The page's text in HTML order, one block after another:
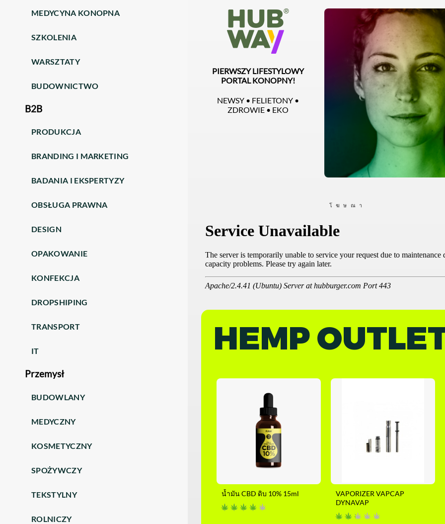
MEDYCYNA KONOPNA
SZKOLENIA
WARSZTATY
BUDOWNICTWO
B2B
PRODUKCJA
BRANDING I MARKETING
BADANIA I EKSPERTYZY
OBSŁUGA PRAWNA
DESIGN
OPAKOWANIE
KONFEKCJA
DROPSHIPING
TRANSPORT
IT
Przemysł
BUDOWLANY
MEDYCZNY
KOSMETYCZNY
SPOŻYWCZY
TEKSTYLNY
ROLNICZY
PIERWSZY LIFESTYLOWY
PORTAL KONOPNY!
NEWSY • FELIETONY •
ZDROWIE • EKO
CZYTAJ CAŁOŚĆ
โฆษณา
HEMP
น้ำมัน CBD ดิบ 10% 15ml
VAPORIZER VAPCAP
DYNAVAP